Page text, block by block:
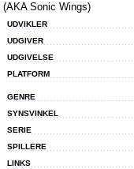
(AKA Sonic Wings)
UDVIKLER
UDGIVER
UDGIVELSE
PLATFORM
GENRE
SYNSVINKEL
SERIE
SPILLERE
LINKS